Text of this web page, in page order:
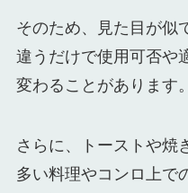
そのため、見た目が似
違うだけで使用可否や
変わることがあります。
さらに、トーストや焼
多い料理やコンロ上で